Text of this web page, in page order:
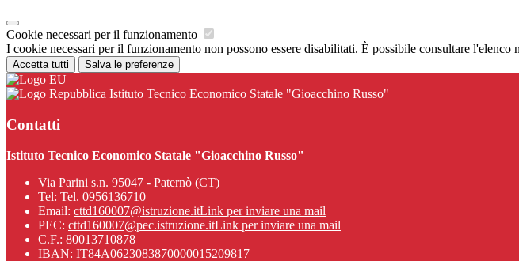
Cookie necessari per il funzionamento
I cookie necessari per il funzionamento non possono essere disabilitati. È possibile consultare l'elenco
Accetta tutti Salva le preferenze
Istituto Tecnico Economico Statale "Gioacchino Russo"
Contatti
Istituto Tecnico Economico Statale "Gioacchino Russo"
Via Parini s.n. 95047 - Paternò (CT)
Tel: Tel. 0956136710
Email: cttd160007@istruzione.itLink per inviare una mail
PEC: cttd160007@pec.istruzione.itLink per inviare una mail
C.F.: 80013710878
IBAN: IT84A0623083870000015209817